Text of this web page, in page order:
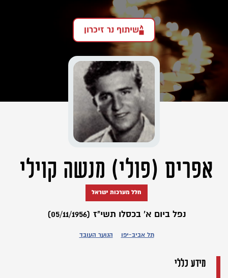
שיתוף נר זיכרון
אפרים (פולי) מנשה קוילי
חלל מערכות ישראל
נפל ביום א' בכסלו תשי"ז (05/11/1956)
תל אביב-יפו הנוער העובד
מידע כללי